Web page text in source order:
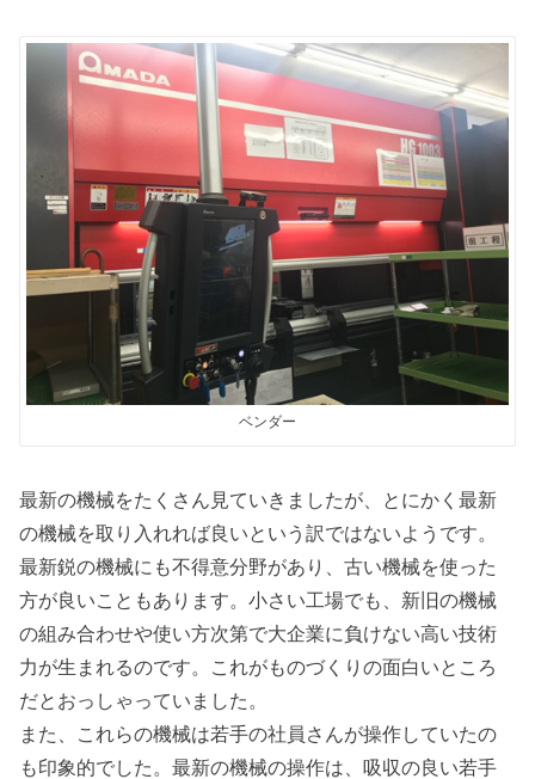
ベンダー
最新の機械をたくさん見ていきましたが、とにかく最新
の機械を取り入れれば良いという訳ではないようです。
最新鋭の機械にも不得意分野があり、古い機械を使った
方が良いこともあります。小さい工場でも、新旧の機械
の組み合わせや使い方次第で大企業に負けない高い技術
力が生まれるのです。これがものづくりの面白いところ
だとおっしゃっていました。
また、これらの機械は若手の社員さんが操作していたの
も印象的でした。最新の機械の操作は、吸収の良い若手